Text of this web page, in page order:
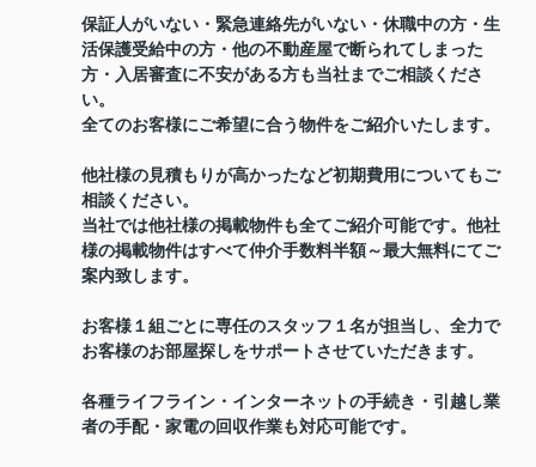
保証人がいない・緊急連絡先がいない・休職中の方・生
活保護受給中の方・他の不動産屋で断られてしまった
方・入居審査に不安がある方も当社までご相談くださ
い。
全てのお客様にご希望に合う物件をご紹介いたします。
他社様の見積もりが高かったなど初期費用についてもご
相談ください。
当社では他社様の掲載物件も全てご紹介可能です。他社
様の掲載物件はすべて仲介手数料半額～最大無料にてご
案内致します。
お客様１組ごとに専任のスタッフ１名が担当し、全力で
お客様のお部屋探しをサポートさせていただきます。
各種ライフライン・インターネットの手続き・引越し業
者の手配・家電の回収作業も対応可能です。